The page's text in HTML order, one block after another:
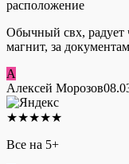
расположение
Обычный свх, радует
магнит, за
А
Алексей Морозов
★★★★★
Все на 5+